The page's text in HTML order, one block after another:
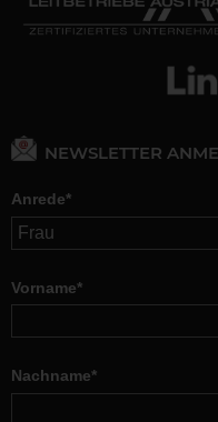
NEWSLETTER
Anrede*
Vorname*
Nachname*